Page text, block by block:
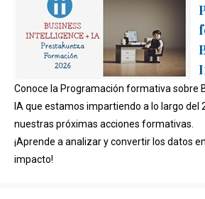
Conoce la Programación formativa sobre
IA que estamos impartiendo a lo largo del
nuestras próximas acciones formativas.
¡Aprende a analizar y convertir los datos
impacto!